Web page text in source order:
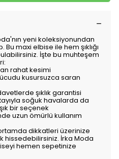
yeni koleksiyonundan
Bu maxi elbise ile hem şıklığı
İşte bu muhteşem
rahat kesimi
kusursuzca saran
şıklık garantisi
soğuk havalarda da
bir seçenek
uzun ömürlü kullanım
dikkatleri üzerinize
hissedebilirsiniz. İrka Moda
hemen sepetinize